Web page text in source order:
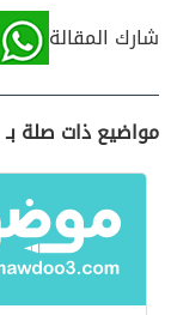
شارك المقالة
مواضيع ذات صلة